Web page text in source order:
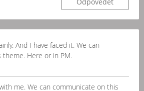
And I have faced it. We can
Here or in PM.
me. We can communicate on this